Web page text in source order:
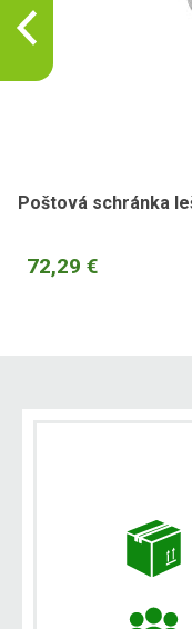
Poštová schránka
72,29 €